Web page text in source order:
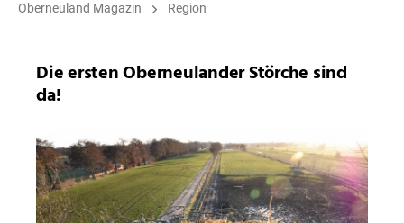
Oberneuland Magazin Region
Die ersten Oberneulander Störche sind
da!